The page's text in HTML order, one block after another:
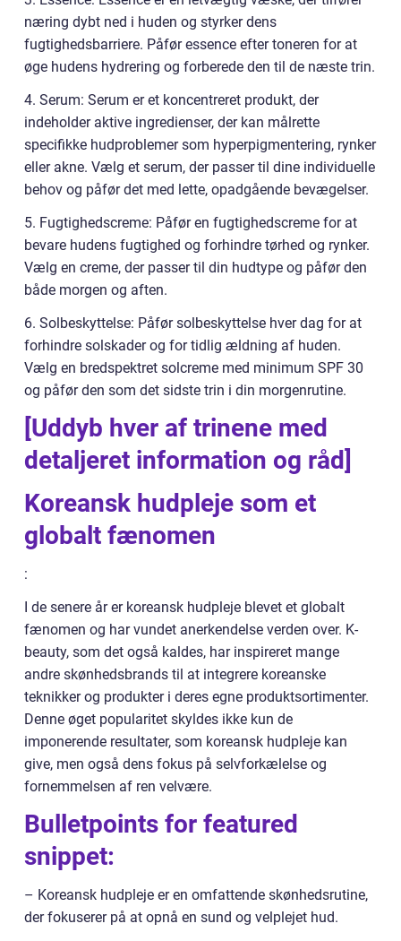
næring dybt ned i huden og styrker dens
fugtighedsbarriere. Påfør essence efter toneren for at
øge hudens hydrering og forberede den til de næste trin.
4. Serum: Serum er et koncentreret produkt, der
indeholder aktive ingredienser, der kan målrette
specifikke hudproblemer som hyperpigmentering, rynker
eller akne. Vælg et serum, der passer til dine individuelle
behov og påfør det med lette, opadgående bevægelser.
5. Fugtighedscreme: Påfør en fugtighedscreme for at
bevare hudens fugtighed og forhindre tørhed og rynker.
Vælg en creme, der passer til din hudtype og påfør den
både morgen og aften.
6. Solbeskyttelse: Påfør solbeskyttelse hver dag for at
forhindre solskader og for tidlig ældning af huden.
Vælg en bredspektret solcreme med minimum SPF 30
og påfør den som det sidste trin i din morgenrutine.
[Uddyb hver af trinene med
detaljeret information og råd]
Koreansk hudpleje som et
globalt fænomen
:
I de senere år er koreansk hudpleje blevet et globalt
fænomen og har vundet anerkendelse verden over. K-
beauty, som det også kaldes, har inspireret mange
andre skønhedsbrands til at integrere koreanske
teknikker og produkter i deres egne produktsortimenter.
Denne øget popularitet skyldes ikke kun de
imponerende resultater, som koreansk hudpleje kan
give, men også dens fokus på selvforkælelse og
fornemmelsen af ren velvære.
Bulletpoints for featured
snippet:
– Koreansk hudpleje er en omfattende skønhedsrutine,
der fokuserer på at opnå en sund og velplejet hud.